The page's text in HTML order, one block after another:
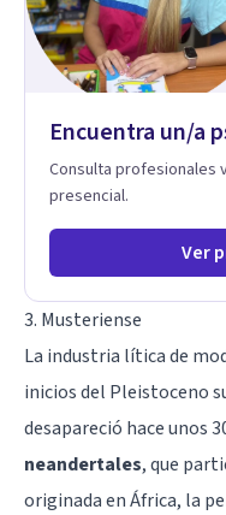
Encuentra un/a
Consulta profesionales
presencial.
Ver
3. Musteriense
La industria lítica de
inicios del Pleistoceno
desapareció hace unos
neandertales, que
originada en África, la